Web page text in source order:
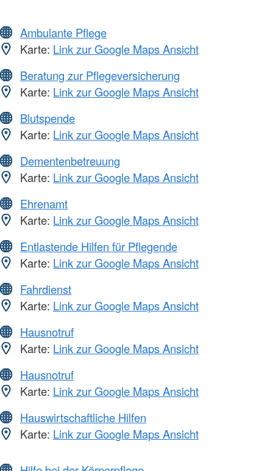
Ambulante Pflege
Karte: Link zur Google Maps Ansicht
Beratung zur Pflegeversicherung
Karte: Link zur Google Maps Ansicht
Blutspende
Karte: Link zur Google Maps Ansicht
Dementenbetreuung
Karte: Link zur Google Maps Ansicht
Ehrenamt
Karte: Link zur Google Maps Ansicht
Entlastende Hilfen für Pflegende
Karte: Link zur Google Maps Ansicht
Fahrdienst
Karte: Link zur Google Maps Ansicht
Hausnotruf
Karte: Link zur Google Maps Ansicht
Hausnotruf
Karte: Link zur Google Maps Ansicht
Hauswirtschaftliche Hilfen
Karte: Link zur Google Maps Ansicht